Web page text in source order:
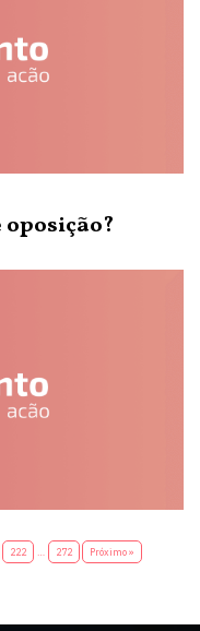
222 272 Próximo »